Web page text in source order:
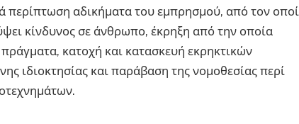
περίπτωση αδικήματα του εμπρησμού, από τον
κίνδυνος σε άνθρωπο, έκρηξη από την οποία
κατοχή και κατασκευή εκρηκτικών
ιδιοκτησίας και παράβαση της νομοθεσίας περί